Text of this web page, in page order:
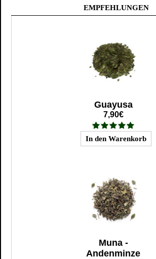
EMPFEHLUNGEN
Guayusa
7,90€
Muna -
Andenminze